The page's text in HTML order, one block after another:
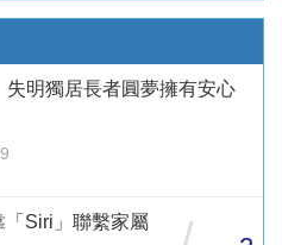
明獨居長者圓夢擁有安心
Siri」聯繫家屬